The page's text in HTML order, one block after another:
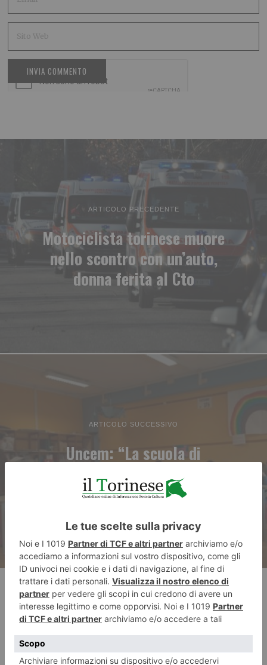
ARTICOLO PRECEDENTE
Motociclista torinese muore
nello scontro con un’auto,
donna ferita al Cto
ARTICOLO SUCCESSIVO
Uncem: “La scuola di
montagna non è la scuola di
città”
RECENTI: